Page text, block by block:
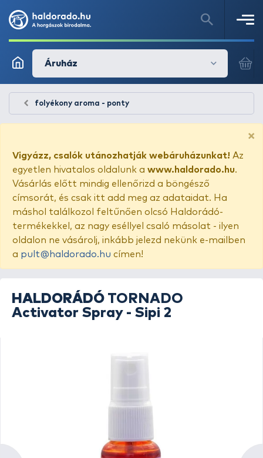
Áruház
folyékony aroma - ponty
×
Vigyázz, csalók utánozhatják webáruházunkat! Az
egyetlen hivatalos oldalunk a www.haldorado.hu.
Vásárlás előtt mindig ellenőrizd a böngésző
címsorát, és csak itt add meg az adataidat. Ha
máshol találkozol feltűnően olcsó Haldorádó-
termékekkel, az nagy eséllyel csaló másolat - ilyen
oldalon ne vásárolj, inkább jelezd nekünk e-mailben
a pult@haldorado.hu címen!
HALDORÁDÓ TORNADO
Activator Spray - Sipi 2